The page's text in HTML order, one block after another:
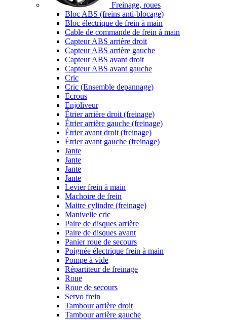
Freinage, roues
Bloc ABS (freins anti-blocage)
Bloc électrique de frein à main
Cable de commande de frein à main
Capteur ABS arrière droit
Capteur ABS arrière gauche
Capteur ABS avant droit
Capteur ABS avant gauche
Cric
Cric (Ensemble depannage)
Ecrous
Enjoliveur
Étrier arrière droit (freinage)
Étrier arrière gauche (freinage)
Étrier avant droit (freinage)
Étrier avant gauche (freinage)
Jante
Jante
Jante
Jante
Levier frein à main
Machoire de frein
Maitre cylindre (freinage)
Manivelle cric
Paire de disques arrière
Paire de disques avant
Panier roue de secours
Poignée électrique frein à main
Pompe à vide
Répartiteur de freinage
Roue
Roue de secours
Servo frein
Tambour arrière droit
Tambour arrière gauche